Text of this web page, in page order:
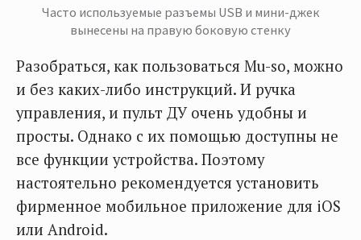
Часто используемые разъемы USB и мини-джек
вынесены на правую боковую стенку
Разобраться, как пользоваться Mu-so, можно
и без каких-либо инструкций. И ручка
управления, и пульт ДУ очень удобны и
просты. Однако с их помощью доступны не
все функции устройства. Поэтому
настоятельно рекомендуется установить
фирменное мобильное приложение для iOS
или Android.